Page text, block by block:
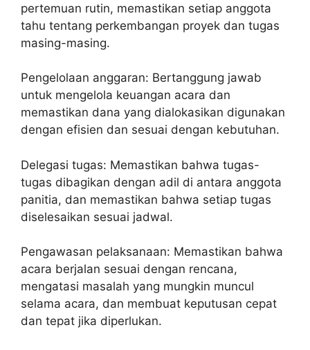
pertemuan rutin, memastikan setiap anggota
tahu tentang perkembangan proyek dan tugas
masing-masing.
Pengelolaan anggaran: Bertanggung jawab
untuk mengelola keuangan acara dan
memastikan dana yang dialokasikan digunakan
dengan efisien dan sesuai dengan kebutuhan.
Delegasi tugas: Memastikan bahwa tugas-
tugas dibagikan dengan adil di antara anggota
panitia, dan memastikan bahwa setiap tugas
diselesaikan sesuai jadwal.
Pengawasan pelaksanaan: Memastikan bahwa
acara berjalan sesuai dengan rencana,
mengatasi masalah yang mungkin muncul
selama acara, dan membuat keputusan cepat
dan tepat jika diperlukan.